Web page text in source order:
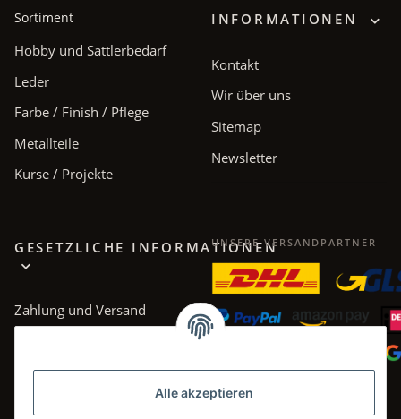
Alle akzeptieren
Sortiment
Hobby und Sattlerbedarf
Leder
Farbe / Finish / Pflege
Metallteile
Kurse / Projekte
INFORMATIONEN
Kontakt
Wir über uns
Sitemap
Newsletter
GESETZLICHE INFORMATIONEN
Zahlung und Versand
Datenschutz
UNSERE VERSANDPARTNER